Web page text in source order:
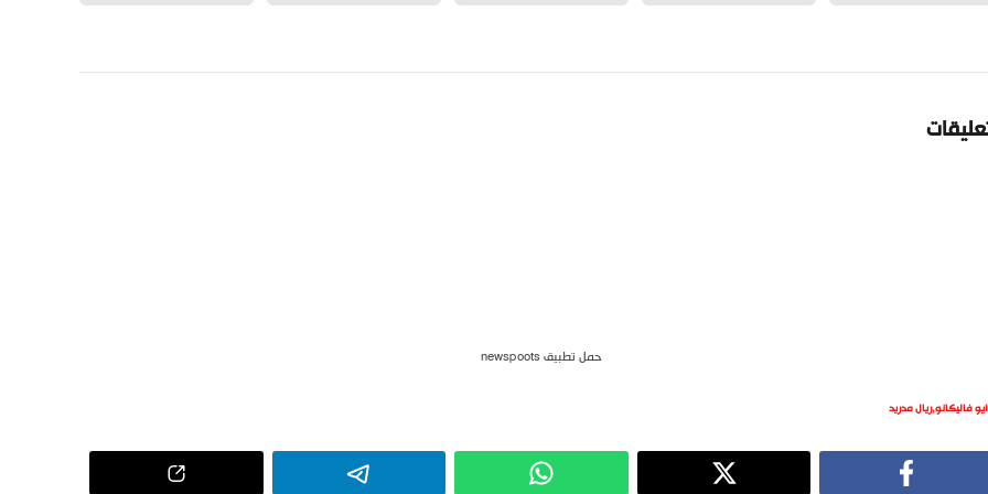
حمل تطبيق newspoots
فاليكانو,ريال مدريد